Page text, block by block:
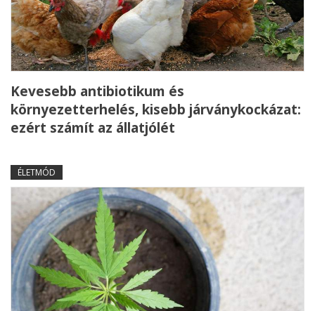
Kevesebb antibiotikum és
környezetterhelés, kisebb járványkockázat:
ezért számít az állatjólét
ÉLETMÓD